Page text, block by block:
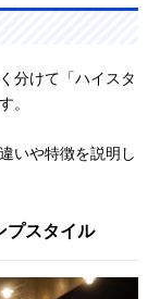
分けて「ハイスタ
。
いや特徴を説明し
プスタイル